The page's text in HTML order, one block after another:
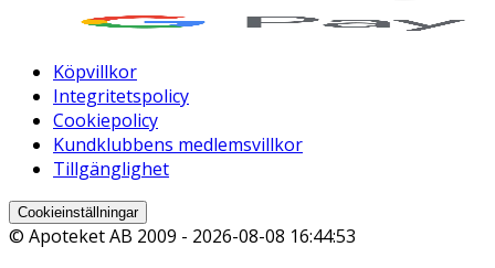
Köpvillkor
Integritetspolicy
Cookiepolicy
Kundklubbens medlemsvillkor
Tillgänglighet
Cookieinställningar
© Apoteket AB 2009 - 2026-08-08 16:44:53